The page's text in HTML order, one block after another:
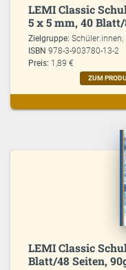
LEMI Classic
5 x 5 mm, 40
Zielgruppe:Schüler:innen;
ISBN978-3-903780-13-2
Preis: 1,89 €
ZUM
LEMI Classic
Blatt/48 Seiten,